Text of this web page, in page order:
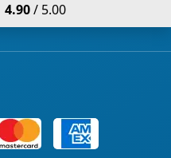
4.90/ 5.00